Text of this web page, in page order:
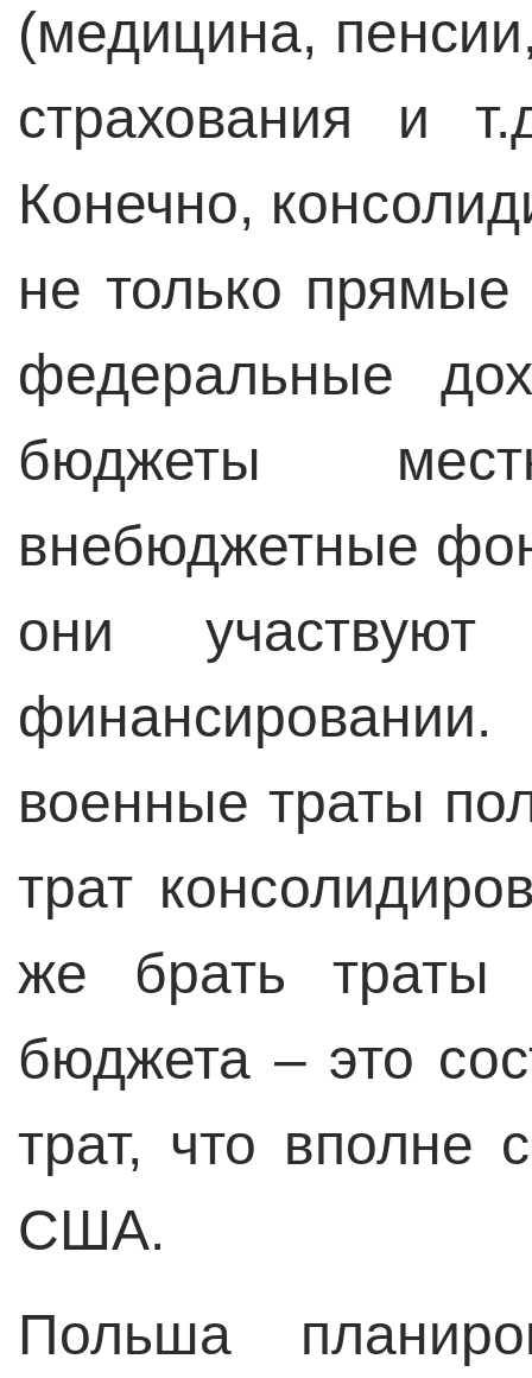
(медицина,
страхования и
Конечно,
не только
федеральные
бюджеты
внебюджетные
они участвуют
военные траты
трат
же брать траты
бюджета – это
трат, что вполне
США.
Польша